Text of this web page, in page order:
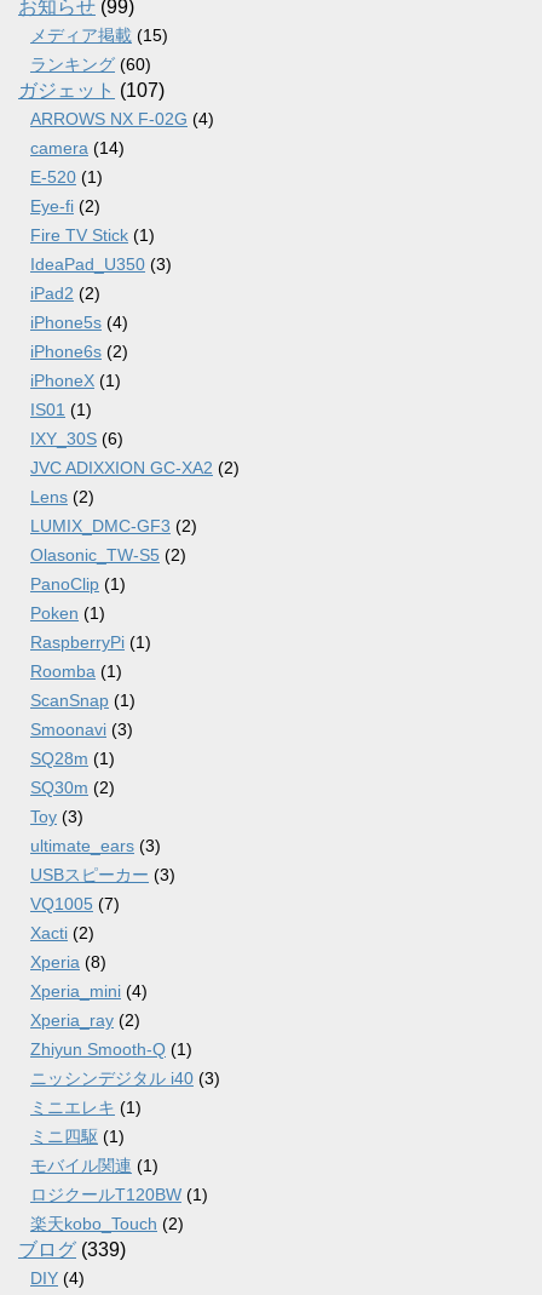
お知らせ (99)
メディア掲載 (15)
ランキング (60)
ガジェット (107)
ARROWS NX F-02G (4)
camera (14)
E-520 (1)
Eye-fi (2)
Fire TV Stick (1)
IdeaPad_U350 (3)
iPad2 (2)
iPhone5s (4)
iPhone6s (2)
iPhoneX (1)
IS01 (1)
IXY_30S (6)
JVC ADIXXION GC-XA2 (2)
Lens (2)
LUMIX_DMC-GF3 (2)
Olasonic_TW-S5 (2)
PanoClip (1)
Poken (1)
RaspberryPi (1)
Roomba (1)
ScanSnap (1)
Smoonavi (3)
SQ28m (1)
SQ30m (2)
Toy (3)
ultimate_ears (3)
USBスピーカー (3)
VQ1005 (7)
Xacti (2)
Xperia (8)
Xperia_mini (4)
Xperia_ray (2)
Zhiyun Smooth-Q (1)
ニッシンデジタル i40 (3)
ミニエレキ (1)
ミニ四駆 (1)
モバイル関連 (1)
ロジクールT120BW (1)
楽天kobo_Touch (2)
ブログ (339)
DIY (4)